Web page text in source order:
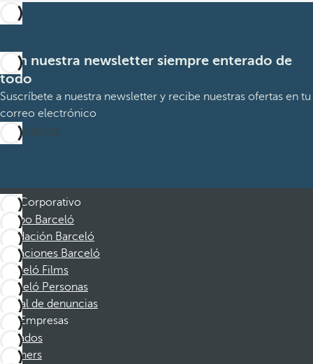
Con nuestra newsletter siempre enterado de
todo
Suscríbete a nuestra newsletter y recibe nuestras ofertas en tu
correo electrónico
Suscribirme
Corporativo
Grupo Barceló
Fundación Barceló
Vacaciones Barceló
Barceló Films
Barceló Personas
Canal de denuncias
Empresas
Afiliados
Partners